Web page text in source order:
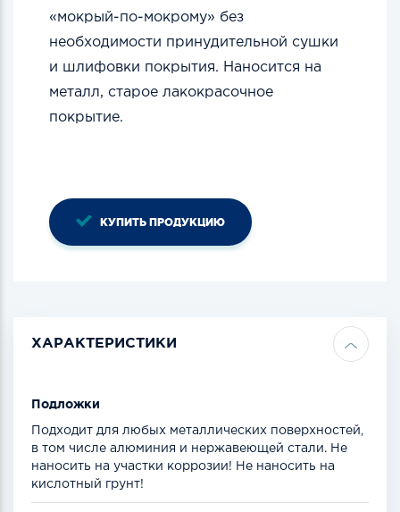
«мокрый-по-мокрому» без
необходимости принудительной сушки
и шлифовки покрытия. Наносится на
металл, старое лакокрасочное
покрытие.
КУПИТЬ ПРОДУКЦИЮ
ХАРАКТЕРИСТИКИ
Подложки
Подходит для любых металлических поверхностей,
в том числе алюминия и нержавеющей стали. Не
наносить на участки коррозии! Не наносить на
кислотный грунт!